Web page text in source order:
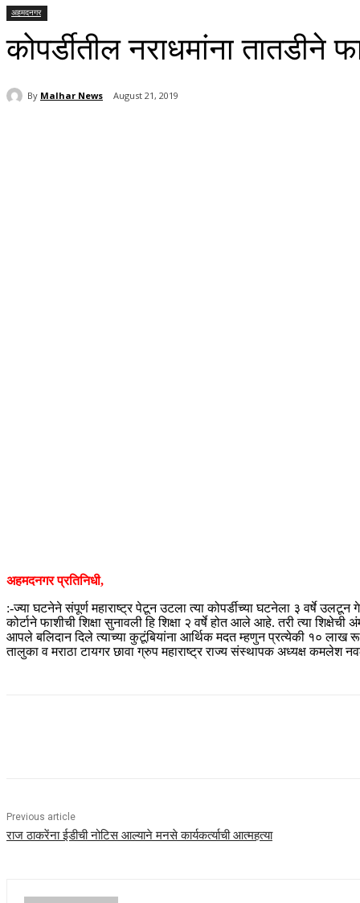
अहमदनगर
कोपर्डीतील नराधमांना तातडीने
By Malhar News August 21, 2019
अहमदनगर प्रतिनिधी,
:-ज्या घटनेने संपूर्ण महाराष्ट्र पेटून उटला त्या कोपर्डीच्या घटनेला ३ वर्षे उलटून
कोर्टाने फाशीची शिक्षा सुनावली हि शिक्षा २ वर्षे होत आले आहे. तरी त्या
आपले बलिदान दिले त्याच्या कुटूंबियांना आर्थिक मदत म्हणुन प्रत्येकी १० लाख
तालुका व मराठा टायगर छावा ग्रुप महाराष्ट्र राज्य संस्थापक अध्यक्ष
Previous article
राज ठाकरेंना ईडीची नोटिस आल्याने मनसे कार्यकर्त्याची आत्महत्या